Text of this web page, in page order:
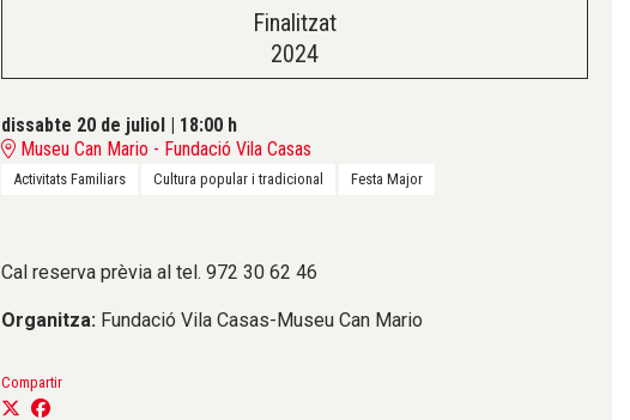
Finalitzat
2024
dissabte 20 de juliol | 18:00 h
Museu Can Mario - Fundació Vila Casas
Activitats Familiars Cultura popular i tradicional Festa Major
Cal reserva prèvia al tel. 972 30 62 46
Organitza: Fundació Vila Casas-Museu Can Mario
Compartir